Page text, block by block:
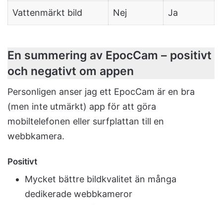
Vattenmärkt bild Nej Ja
En summering av EpocCam – positivt
och negativt om appen
Personligen anser jag ett EpocCam är en bra
(men inte utmärkt) app för att göra
mobiltelefonen eller surfplattan till en
webbkamera.
Positivt
Mycket bättre bildkvalitet än många
dedikerade webbkameror